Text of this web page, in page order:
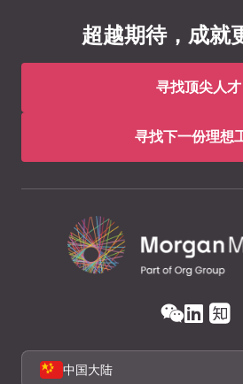
超越期待，成就
寻找顶尖人才
寻找下一份理想
中国大陆